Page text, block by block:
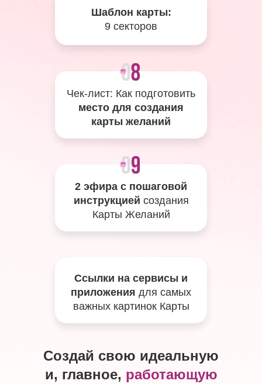
Создай свою идеальную
и, главное, работающую
2 эфира с пошаговой
инструкцией создания
Карты Желаний
Ссылки на сервисы и
приложения для самых
важных картинок Карты
Шаблон карты:
9 секторов
Чек-лист: Как подготовить
место для создания
карты желаний